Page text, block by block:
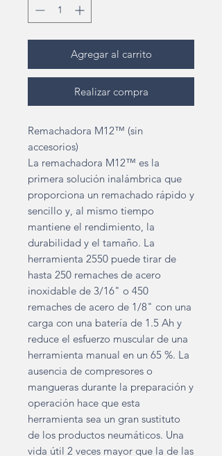
Agregar al carrito
Realizar compra
Remachadora M12™ (sin
accesorios)
La remachadora M12™ es la
primera solución inalámbrica que
proporciona un remachado rápido y
sencillo y, al mismo tiempo
mantiene el rendimiento, la
durabilidad y el tamaño. La
herramienta 2550 puede tirar de
hasta 250 remaches de acero
inoxidable de 3/16" o 450
remaches de acero de 1/8" con una
carga con una batería de 1.5 Ah y
reduce el esfuerzo muscular de una
herramienta manual en un 65 %. La
ausencia de compresores o
mangueras durante la preparación y
operación hace que esta
herramienta sea un gran sustituto
de los productos neumáticos. Una
vida útil 2 veces mayor que la de las